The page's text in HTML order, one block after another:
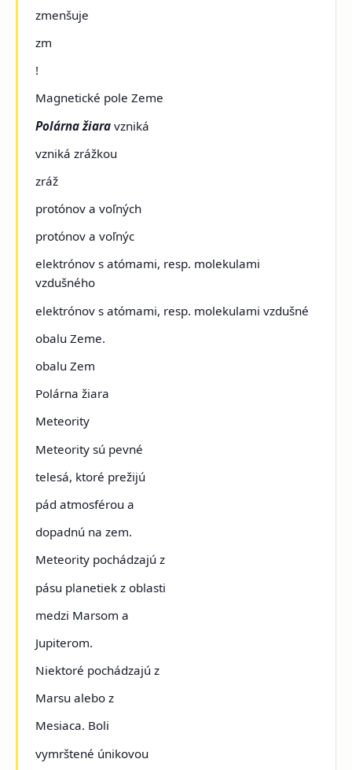
zmenšuje
zm
!
Magnetické pole Zeme
Polárna žiara vzniká
vzniká zrážkou
zráž
protónov a voľných
protónov a voľnýc
elektrónov s atómami, resp. molekulami
vzdušného
elektrónov s atómami, resp. molekulami vzdušné
obalu Zeme.
obalu Zem
Polárna žiara
Meteority
Meteority sú pevné
telesá, ktoré prežijú
pád atmosférou a
dopadnú na zem.
Meteority pochádzajú z
pásu planetiek z oblasti
medzi Marsom a
Jupiterom.
Niektoré pochádzajú z
Marsu alebo z
Mesiaca. Boli
vymrštené únikovou